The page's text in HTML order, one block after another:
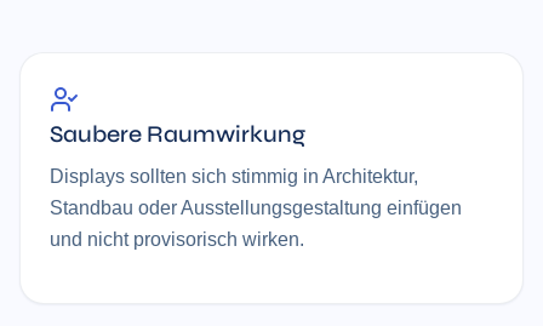
Saubere Raumwirkung
Displays sollten sich stimmig in Architektur,
Standbau oder Ausstellungsgestaltung einfügen
und nicht provisorisch wirken.